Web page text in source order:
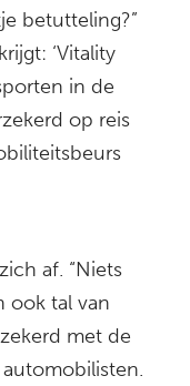
betutteling?”
‘Vitality
in de
op reis
zich af. “Niets
ook tal van
met de